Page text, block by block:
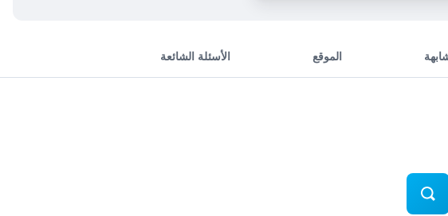
الموقع الأسئلة الشائعة